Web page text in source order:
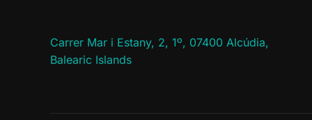
Carrer Mar i Estany, 2, 1º, 07400 Alcúdia,
Balearic Islands